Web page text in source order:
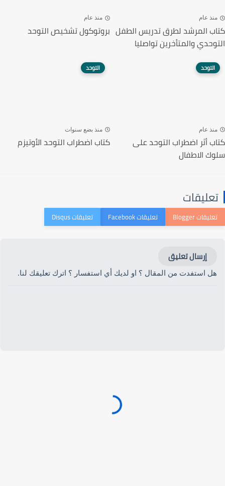
منذ عام
كتاب المرشد لطرق تدريس الطفل
التوحدي والمتأخرين تواصليا
منذ عام
بروتوكول تشخيص التوحد
التوحد
منذ عام
كتاب أثر اضطراب التوحد على
سلوك الاطفال‎
التوحد
منذ بضع سنوات
كتاب اضطراب التوحد الأوتيزم
تعليقات
إرسال تعليق
هل استفدت من المقال ؟ او لديك أي استفسار ؟ اترك تعليقك لنا.